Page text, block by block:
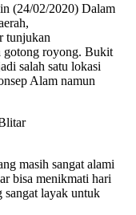
(24/02/2020) Dalam
tunjukan
gotong royong. Bukit
salah satu lokasi
Alam namun
masih sangat alami
bisa menikmati hari
sangat layak untuk